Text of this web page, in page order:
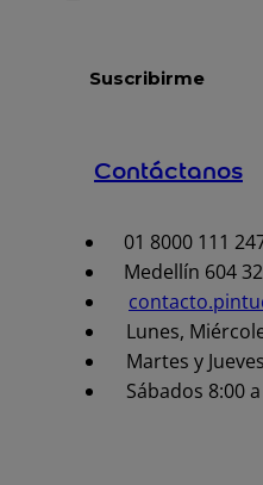
Contáctanos
01 8000 111
Medellín 604
Lunes,
Martes y
Sábados 8:00